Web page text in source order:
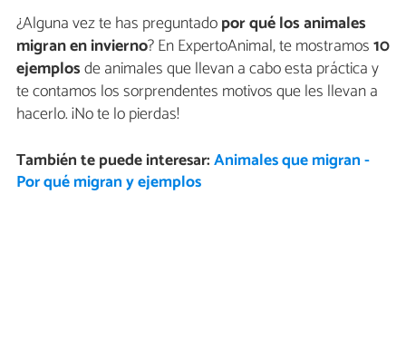
¿Alguna vez te has preguntadopor qué los animales
migran en invierno? En ExpertoAnimal, te mostramos10
ejemplosde animales que llevan a cabo esta práctica y
te contamos los sorprendentes motivos que les llevan a
hacerlo. ¡No te lo pierdas!
También te puede interesar:Animales que migran -
Por qué migran y ejemplos